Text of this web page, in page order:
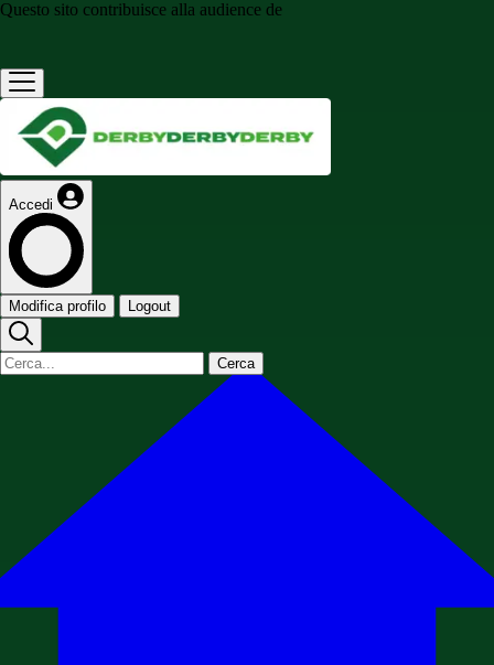
Questo sito contribuisce alla audience de
Accedi
Modifica profilo Logout
Cerca